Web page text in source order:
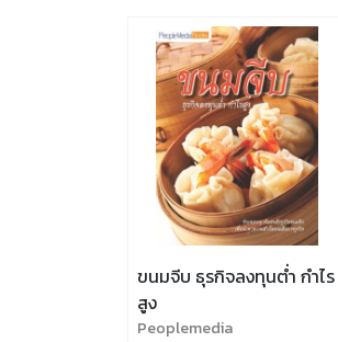
ขนมจีบ ธุรกิจลงทุนต่ำ กำไร
สูง
Peoplemedia